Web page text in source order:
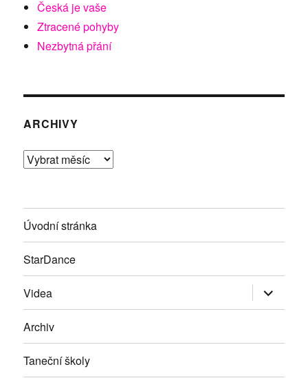
Česká je vaše
Ztracené pohyby
Nezbytná přání
ARCHIVY
Archivy
Úvodní stránka
StarDance
Videa Zobrazit
položky
Archiv
Taneční školy